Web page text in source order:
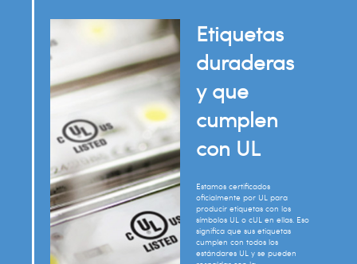
Etiquetas
duraderas
y que
cumplen
con UL
Estamos certificados
oficialmente por UL para
producir etiquetas con los
símbolos UL o cUL en ellas. Eso
significa que sus etiquetas
cumplen con todos los
estándares UL y se pueden